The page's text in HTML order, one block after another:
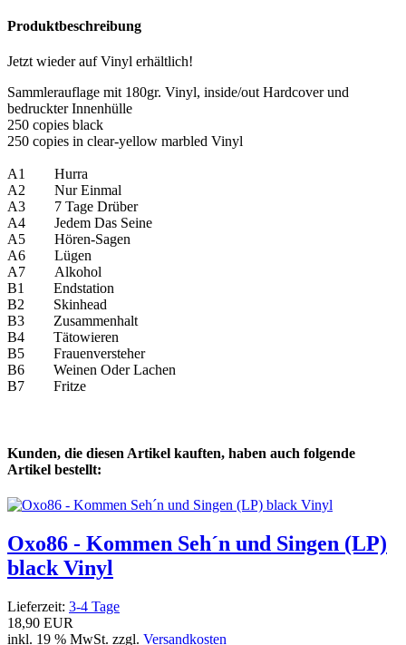
Produktbeschreibung
Jetzt wieder auf Vinyl erhältlich!
Sammlerauflage mit 180gr. Vinyl, inside/out Hardcover und
bedruckter Innenhülle
250 copies black
250 copies in clear-yellow marbled Vinyl
A1 Hurra
A2 Nur Einmal
A3 7 Tage Drüber
A4 Jedem Das Seine
A5 Hören-Sagen
A6 Lügen
A7 Alkohol
B1 Endstation
B2 Skinhead
B3 Zusammenhalt
B4 Tätowieren
B5 Frauenversteher
B6 Weinen Oder Lachen
B7 Fritze
Kunden, die diesen Artikel kauften, haben auch folgende
Artikel bestellt:
Oxo86 - Kommen Seh´n und Singen (LP)
black Vinyl
Lieferzeit: 3-4 Tage
18,90 EUR
inkl. 19 % MwSt. zzgl. Versandkosten